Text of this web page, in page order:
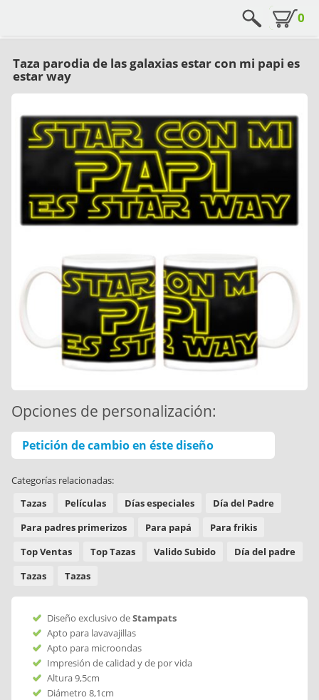
0
Taza parodia de las galaxias estar con mi papi es
estar way
Opciones de personalización:
Petición de cambio en éste diseño
Categorías relacionadas:
Tazas
Películas Días especiales
Día del Padre
Para padres primerizos
Para papá
Para frikis
Top Ventas
Top Tazas Valido Subido
Día del padre
Tazas
Tazas
Diseño exclusivo deStampats
Apto para lavavajillas
Apto para microondas
Impresión de calidad y de por vida
Altura 9,5cm
Diámetro 8,1cm